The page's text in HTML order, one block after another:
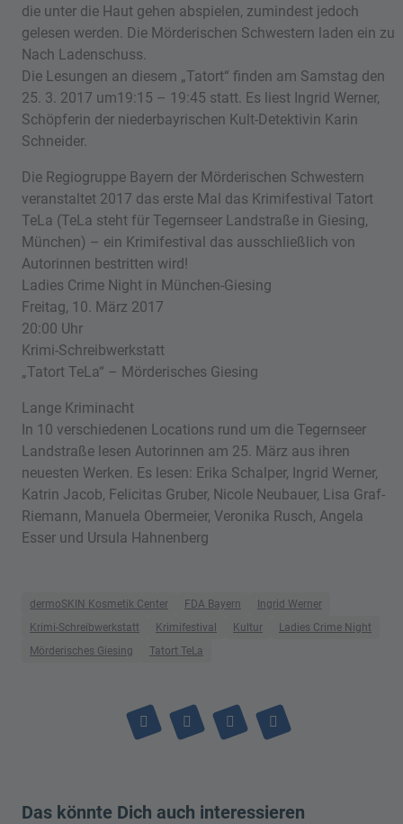
die unter die Haut gehen abspielen, zumindest jedoch
gelesen werden. Die Mörderischen Schwestern laden ein zu
Nach Ladenschuss.
Die Lesungen an diesem „Tatort“ finden am Samstag den
25. 3. 2017 um19:15 – 19:45 statt. Es liest Ingrid Werner,
Schöpferin der niederbayrischen Kult-Detektivin Karin
Schneider.
Die Regiogruppe Bayern der Mörderischen Schwestern
veranstaltet 2017 das erste Mal das Krimifestival Tatort
TeLa (TeLa steht für Tegernseer Landstraße in Giesing,
München) – ein Krimifestival das ausschließlich von
Autorinnen bestritten wird!
Ladies Crime Night in München-Giesing
Freitag, 10. März 2017
20:00 Uhr
Krimi-Schreibwerkstatt
„Tatort TeLa“ – Mörderisches Giesing
Lange Kriminacht
In 10 verschiedenen Locations rund um die Tegernseer
Landstraße lesen Autorinnen am 25. März aus ihren
neuesten Werken. Es lesen: Erika Schalper, Ingrid Werner,
Katrin Jacob, Felicitas Gruber, Nicole Neubauer, Lisa Graf-
Riemann, Manuela Obermeier, Veronika Rusch, Angela
Esser und Ursula Hahnenberg
dermoSKIN Kosmetik Center FDA Bayern
Ingrid Werner
Krimi-Schreibwerkstatt
Krimifestival Kultur
Ladies Crime Night
Mörderisches Giesing
Tatort TeLa
Das könnte Dich auch interessieren